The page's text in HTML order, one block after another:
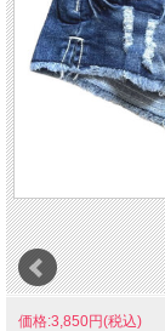
価格:3,850円(税込)